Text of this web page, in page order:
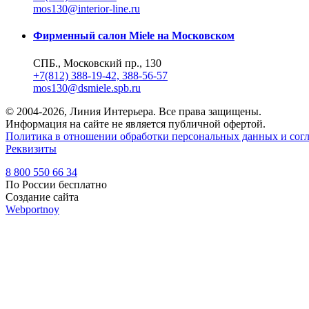
mos130@interior-line.ru
Фирменный салон Miele на Московском
СПБ., Московский пр., 130
+7(812) 388-19-42, 388-56-57
mos130@dsmiele.spb.ru
© 2004-2026, Линия Интерьера. Все права защищены.
Информация на сайте не является публичной офертой.
Политика в отношении обработки персональных данных и
Реквизиты
8 800 550 66 34
По России бесплатно
Создание сайта
Webportnoy